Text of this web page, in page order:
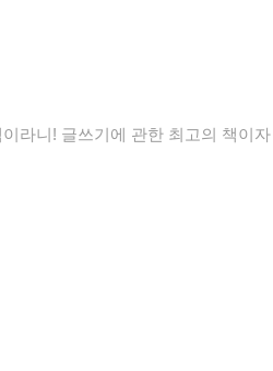
라니! 글쓰기에 관한 최고의 책이